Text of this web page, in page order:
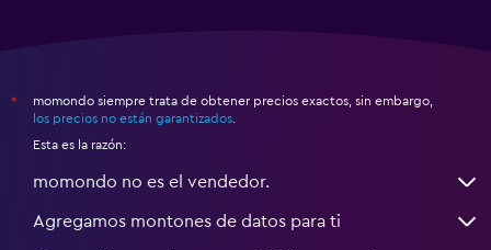
*
momondo siempre trata de obtener precios exactos, sin embargo,
los precios no están garantizados
Esta es la razón:
momondo no es el vendedor.
Agregamos montones de datos para ti